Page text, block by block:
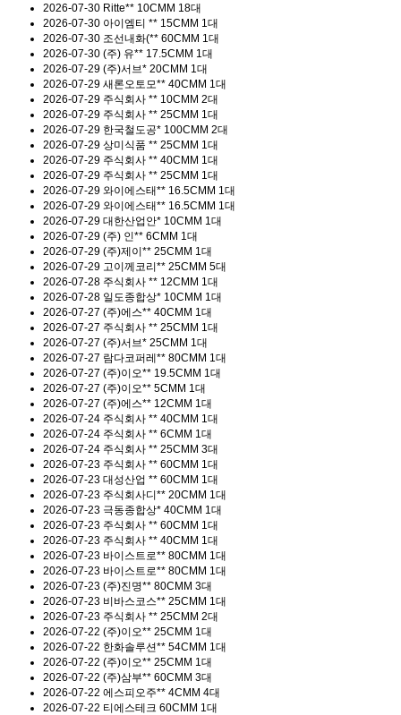
2026-07-30 Ritte** 10CMM 18대
2026-07-30 아이엠티 ** 15CMM 1대
2026-07-30 조선내화(** 60CMM 1대
2026-07-30 (주) 유** 17.5CMM 1대
2026-07-29 (주)서브* 20CMM 1대
2026-07-29 새론오토모** 40CMM 1대
2026-07-29 주식회사 ** 10CMM 2대
2026-07-29 주식회사 ** 25CMM 1대
2026-07-29 한국철도공* 100CMM 2대
2026-07-29 상미식품 ** 25CMM 1대
2026-07-29 주식회사 ** 40CMM 1대
2026-07-29 주식회사 ** 25CMM 1대
2026-07-29 와이에스태** 16.5CMM 1대
2026-07-29 와이에스태** 16.5CMM 1대
2026-07-29 대한산업안* 10CMM 1대
2026-07-29 (주) 인** 6CMM 1대
2026-07-29 (주)제이** 25CMM 1대
2026-07-29 고이께코리** 25CMM 5대
2026-07-28 주식회사 ** 12CMM 1대
2026-07-28 일도종합상* 10CMM 1대
2026-07-27 (주)에스** 40CMM 1대
2026-07-27 주식회사 ** 25CMM 1대
2026-07-27 (주)서브* 25CMM 1대
2026-07-27 람다코퍼레** 80CMM 1대
2026-07-27 (주)이오** 19.5CMM 1대
2026-07-27 (주)이오** 5CMM 1대
2026-07-27 (주)에스** 12CMM 1대
2026-07-24 주식회사 ** 40CMM 1대
2026-07-24 주식회사 ** 6CMM 1대
2026-07-24 주식회사 ** 25CMM 3대
2026-07-23 주식회사 ** 60CMM 1대
2026-07-23 대성산업 ** 60CMM 1대
2026-07-23 주식회사디** 20CMM 1대
2026-07-23 극동종합상* 40CMM 1대
2026-07-23 주식회사 ** 60CMM 1대
2026-07-23 주식회사 ** 40CMM 1대
2026-07-23 바이스트로** 80CMM 1대
2026-07-23 바이스트로** 80CMM 1대
2026-07-23 (주)진명** 80CMM 3대
2026-07-23 비바스코스** 25CMM 1대
2026-07-23 주식회사 ** 25CMM 2대
2026-07-22 (주)이오** 25CMM 1대
2026-07-22 한화솔루션** 54CMM 1대
2026-07-22 (주)이오** 25CMM 1대
2026-07-22 (주)삼부** 60CMM 3대
2026-07-22 에스피오주** 4CMM 4대
2026-07-22 티에스테크 60CMM 1대